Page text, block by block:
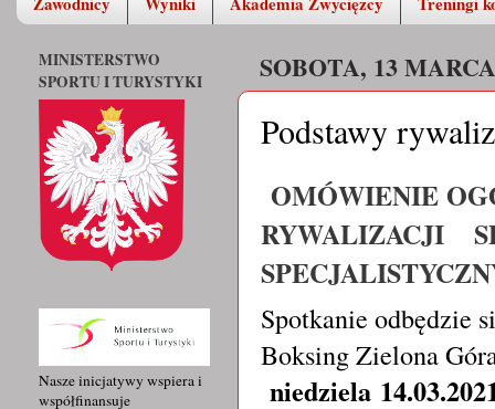
SOBOTA, 13
Podstawy
OMÓWIENIE
RYWALIZACJI
Spotkanie odbędzie
Boksing Zielona
niedziela
MINISTERSTWO
SPORTU I TURYSTYKI
Nasze inicjatywy wspiera i
współfinansuje